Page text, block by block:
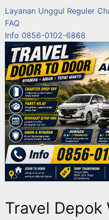
Layanan Unggul Reguler
FAQ
Info 0856-0102-6868
Travel Depok